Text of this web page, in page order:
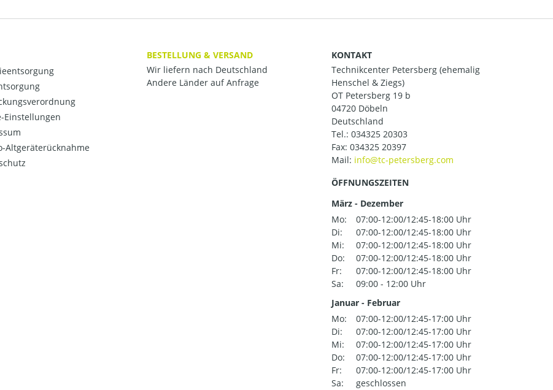
Einstellungen
Altgeräterücknahme
BESTELLUNG & VERSAND
Wir liefern nach Deutschland
Andere Länder auf Anfrage
KONTAKT
Technikcenter Petersberg (ehemalig
Henschel & Ziegs)
OT Petersberg 19 b
04720 Döbeln
Deutschland
Tel.: 034325 20303
Fax: 034325 20397
Mail:
ÖFFNUNGSZEITEN
März - Dezember
Mo:
07:00-12:00/12:45-18:00 Uhr
Di:
07:00-12:00/12:45-18:00 Uhr
Mi:
07:00-12:00/12:45-18:00 Uhr
Do:
07:00-12:00/12:45-18:00 Uhr
Fr:
07:00-12:00/12:45-18:00 Uhr
Sa:
09:00 - 12:00 Uhr
Januar - Februar
Mo:
07:00-12:00/12:45-17:00 Uhr
Di:
07:00-12:00/12:45-17:00 Uhr
Mi:
07:00-12:00/12:45-17:00 Uhr
Do:
07:00-12:00/12:45-17:00 Uhr
Fr:
07:00-12:00/12:45-17:00 Uhr
Sa:
geschlossen